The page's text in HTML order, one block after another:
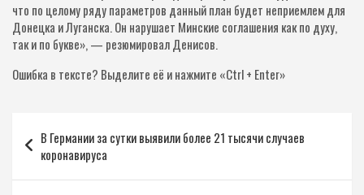
что по целому ряду параметров данный план будет неприемлем для
Донецка и Луганска. Он нарушает Минские соглашения как по духу,
так и по букве», — резюмировал Денисов.
Ошибка в тексте? Выделите её и нажмите «Ctrl + Enter»
по
записям
В Германии за сутки выявили более 21 тысячи случаев
коронавируса